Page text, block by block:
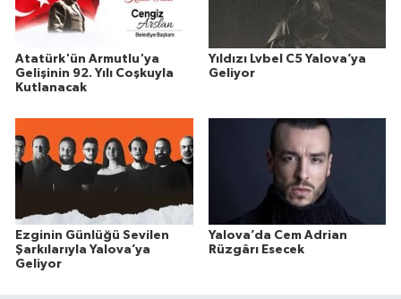
Atatürk'ün Armutlu'ya
Gelişinin 92. Yılı Coşkuyla
Kutlanacak
Yıldızı Lvbel C5 Yalova’ya
Geliyor
Ezginin Günlüğü Sevilen
Şarkılarıyla Yalova’ya
Geliyor
Yalova’da Cem Adrian
Rüzgârı Esecek